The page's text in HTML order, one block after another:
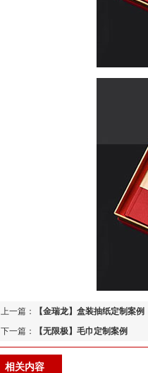
上一篇：
【金瑞龙】盒装抽纸定制案例
下一篇：
【无限极】毛巾定制案例
相关内容